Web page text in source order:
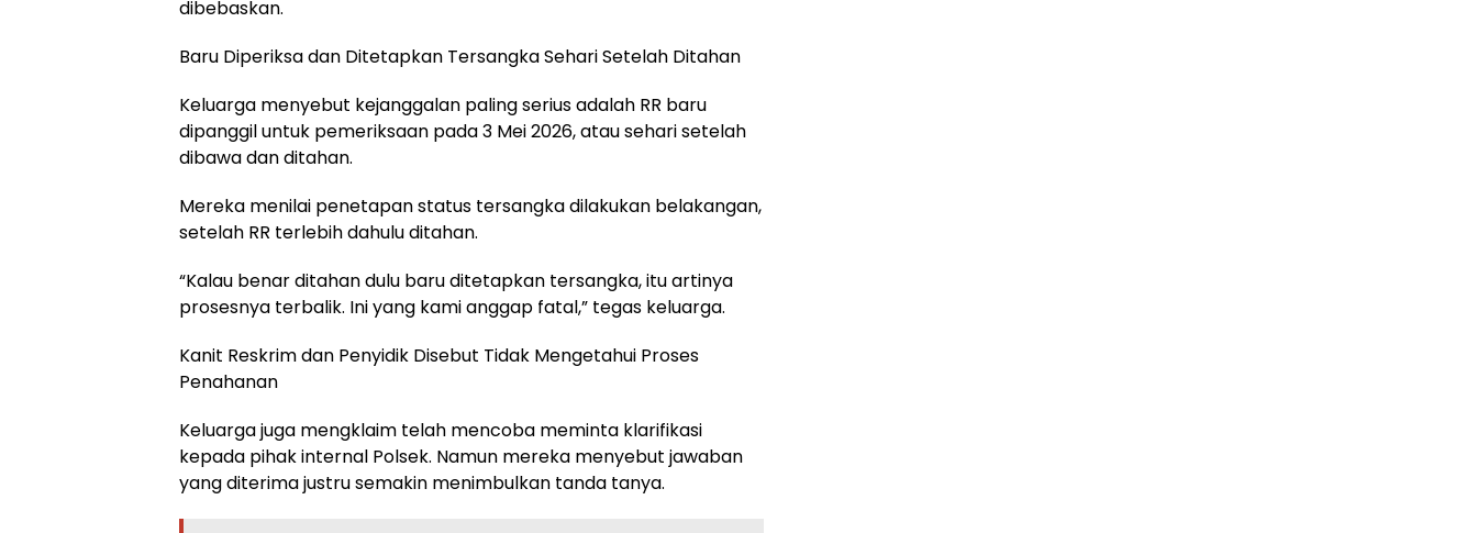
dibebaskan.
Baru Diperiksa dan Ditetapkan Tersangka Sehari Setelah Ditahan
Keluarga menyebut kejanggalan paling serius adalah RR baru
dipanggil untuk pemeriksaan pada 3 Mei 2026, atau sehari setelah
dibawa dan ditahan.
Mereka menilai penetapan status tersangka dilakukan belakangan,
setelah RR terlebih dahulu ditahan.
“Kalau benar ditahan dulu baru ditetapkan tersangka, itu artinya
prosesnya terbalik. Ini yang kami anggap fatal,” tegas keluarga.
Kanit Reskrim dan Penyidik Disebut Tidak Mengetahui Proses
Penahanan
Keluarga juga mengklaim telah mencoba meminta klarifikasi
kepada pihak internal Polsek. Namun mereka menyebut jawaban
yang diterima justru semakin menimbulkan tanda tanya.